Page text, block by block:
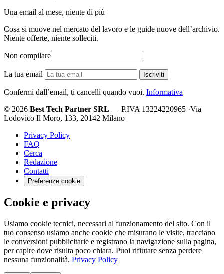
Una email al mese, niente di più
Cosa si muove nel mercato del lavoro e le guide nuove dell’archivio.
Niente offerte, niente solleciti.
Non compilare
La tua email Iscriviti
Confermi dall’email, ti cancelli quando vuoi. Informativa
© 2026 Best Tech Partner SRL — P.IVA 13224220965 ·Via
Lodovico Il Moro, 133, 20142 Milano
Privacy Policy
FAQ
Cerca
Redazione
Contatti
Preferenze cookie
Cookie e privacy
Usiamo cookie tecnici, necessari al funzionamento del sito. Con il
tuo consenso usiamo anche cookie che misurano le visite, tracciano
le conversioni pubblicitarie e registrano la navigazione sulla pagina,
per capire dove risulta poco chiara. Puoi rifiutare senza perdere
nessuna funzionalità. Privacy Policy